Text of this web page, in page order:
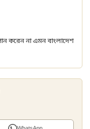
করেন না এমন বাংলাদেশ